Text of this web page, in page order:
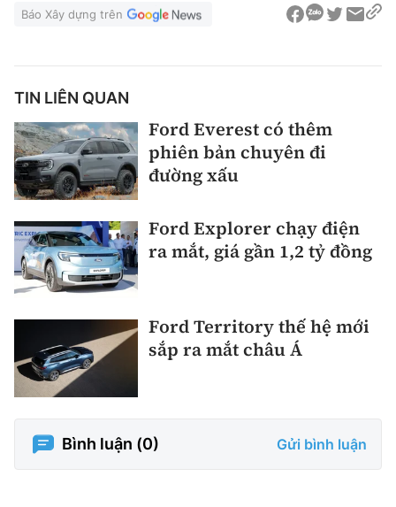
Báo Xây dựng trên
TIN LIÊN QUAN
Ford Everest có thêm
phiên bản chuyên đi
đường xấu
Ford Explorer chạy điện
ra mắt, giá gần 1,2 tỷ đồng
Ford Territory thế hệ mới
sắp ra mắt châu Á
Bình luận (0) Gửi bình luận